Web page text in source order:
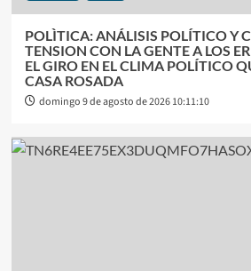
POLÌTICA: ANÁLISIS POLÍTICO Y
TENSION CON LA GENTE A LOS
EL GIRO EN EL CLIMA POLÍTICO
CASA ROSADA
domingo 9 de agosto de 2026 10:11:10